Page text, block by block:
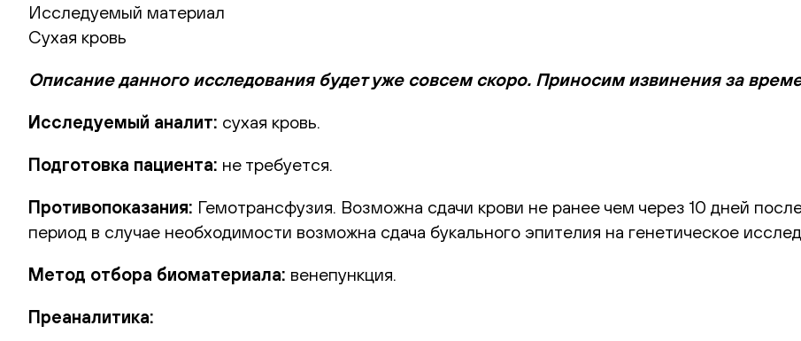
Исследуемый материал
Сухая кровь
Описание данного исследования будет уже совсем скоро. Приносим извинения за
Исследуемый аналит: сухая кровь.
Подготовка пациента: не требуется.
Противопоказания: Гемотрансфузия. Возможна сдачи крови не ранее чем через 10 дней
период в случае необходимости возможна сдача букального эпителия на генетическое
Метод отбора биоматериала: венепункция.
Преаналитика: